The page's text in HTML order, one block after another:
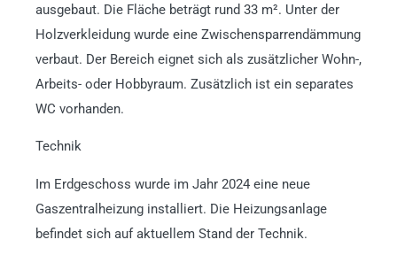
ausgebaut. Die Fläche beträgt rund 33 m². Unter der
Holzverkleidung wurde eine Zwischensparrendämmung
verbaut. Der Bereich eignet sich als zusätzlicher Wohn-,
Arbeits- oder Hobbyraum. Zusätzlich ist ein separates
WC vorhanden.
Technik
Im Erdgeschoss wurde im Jahr 2024 eine neue
Gaszentralheizung installiert. Die Heizungsanlage
befindet sich auf aktuellem Stand der Technik.